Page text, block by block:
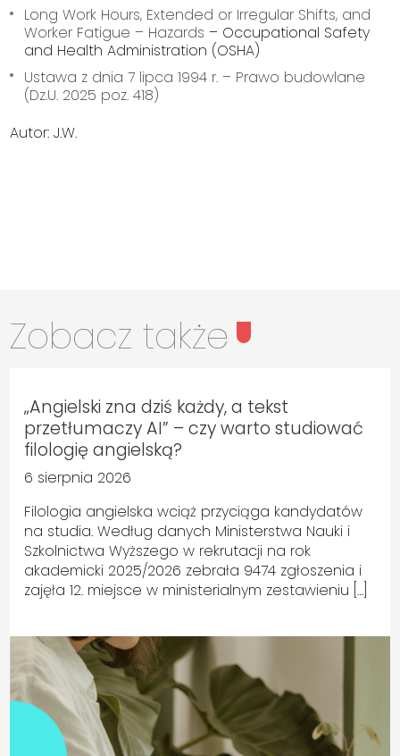
Long Work Hours, Extended or Irregular Shifts, and
Worker Fatigue – Hazards – Occupational Safety
and Health Administration (OSHA)
Ustawa z dnia 7 lipca 1994 r. – Prawo budowlane
(Dz.U. 2025 poz. 418)
Autor: J.W.
Zobacz także
„Angielski zna dziś każdy, a tekst
przetłumaczy AI” – czy warto studiować
filologię angielską?
6 sierpnia 2026
Filologia angielska wciąż przyciąga kandydatów
na studia. Według danych Ministerstwa Nauki i
Szkolnictwa Wyższego w rekrutacji na rok
akademicki 2025/2026 zebrała 9474 zgłoszenia i
zajęła 12. miejsce w ministerialnym zestawieniu […]